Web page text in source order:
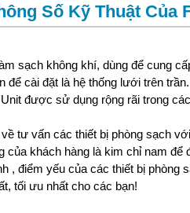
Số Kỹ Thuật Của
sạch không khí, dùng để cung
để cài đặt là hệ thống lưới trên
được sử dụng rộng rãi trong
tư vấn các thiết bị phòng sạch
của khách hàng là kim chỉ nam
, điểm yếu của các thiết bị phòng
tối ưu nhất cho các bạn!